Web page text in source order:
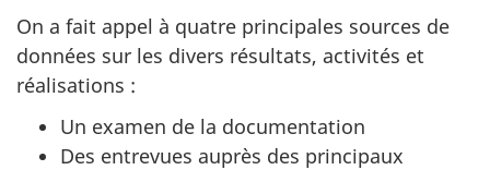
On a fait appel à quatre principales sources de
données sur les divers résultats, activités et
réalisations :
Un examen de la documentation
Des entrevues auprès des principaux